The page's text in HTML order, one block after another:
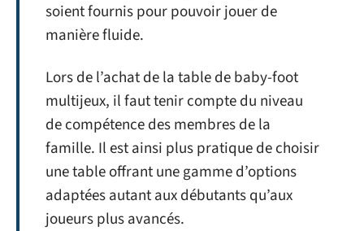
soient fournis pour pouvoir jouer de
manière fluide.
Lors de l’achat de la table de baby-foot
multijeux, il faut tenir compte du niveau
de compétence des membres de la
famille. Il est ainsi plus pratique de choisir
une table offrant une gamme d’options
adaptées autant aux débutants qu’aux
joueurs plus avancés.